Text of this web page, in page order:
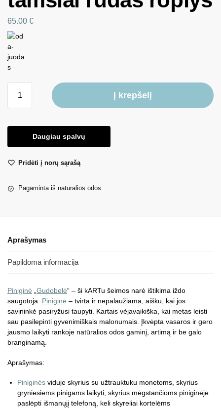
65.00 €
Į krepšelį
Daugiau spalvų
Pridėti į norų sąrašą
Pagaminta iš natūralios odos
Aprašymas
Papildoma informacija
Piniginė „Gudobelė“ – ši kARTu šeimos narė ištikima iždo
saugotoja. Piniginė – tvirta ir nepalaužiama, aišku, kai jos
savininkė pasiryžusi taupyti. Kartais vėjavaikiška, kai metas leisti
sau pasilepinti gyvenimiškais malonumais. Įkvėpta vasaros ir gero
jausmo laikyti rankoje natūralios odos gaminį, artimą ir be galo
branginamą.
Aprašymas:
Piniginės viduje skyrius su užtrauktuku monetoms, skyrius
gryniesiems pinigams laikyti, skyrius mėgstančioms piniginėje
paslėpti išmanųjį telefoną, keli skyreliai kortelėms